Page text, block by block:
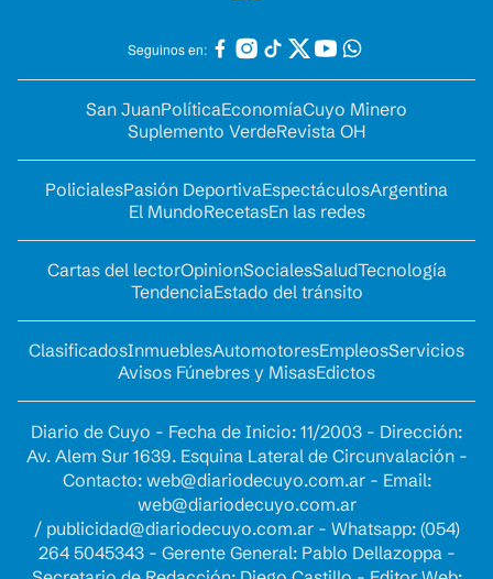
Seguinos en:
San JuanPolíticaEconomíaCuyo Minero
Suplemento VerdeRevista OH
PolicialesPasión DeportivaEspectáculosArgentina
El MundoRecetasEn las redes
Cartas del lectorOpinionSocialesSaludTecnología
TendenciaEstado del tránsito
ClasificadosInmueblesAutomotoresEmpleosServicios
Avisos Fúnebres y MisasEdictos
Diario de Cuyo - Fecha de Inicio: 11/2003 - Dirección:
Av. Alem Sur 1639. Esquina Lateral de Circunvalación -
Contacto: web@diariodecuyo.com.ar- Email:
web@diariodecuyo.com.ar
/ publicidad@diariodecuyo.com.ar- Whatsapp: (054)
264 5045343 - Gerente General: Pablo Dellazoppa -